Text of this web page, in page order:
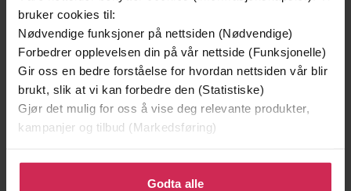
bruker cookies til:
Nødvendige funksjoner på nettsiden (Nødvendige)
Forbedrer opplevelsen din på vår nettside (Funksjonelle)
Gir oss en bedre forståelse for hvordan nettsiden vår blir
brukt, slik at vi kan forbedre den (Statistiske)
Gjør det mulig for oss å vise deg relevante produkter,
kampanjer og tilbud (Markedsføring)
Klikk på «Godta alle» for å gi oss ditt samtykke til å
bruke cookies for alle disse formålene. Du kan også
Godta alle